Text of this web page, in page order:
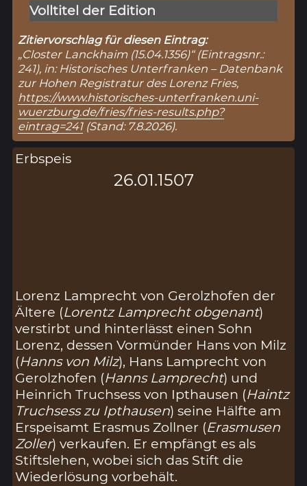
Volltitel der Edition
Zitiervorschlag für diesen Eintrag:
„Closter Lanckhaim (15.04.1356)“ (Eintragsnr.:
241), in: Historisches Unterfranken – Datenbank
zur Hohen Registratur des Lorenz Fries,
https://www.historisches-unterfranken.uni-
wuerzburg.de/fries/fries-results.php?
eintrag=241(Stand: 7.8.2026).
Erbspeis
26.01.1507
Lorenz Lamprecht von Gerolzhofen der
Ältere (Lorentz Lamprecht obgenant)
verstirbt und hinterlässt einen Sohn
Lorenz, dessen Vormünder Hans von Milz
(Hanns von Milz), Hans Lamprecht von
Gerolzhofen (Hanns Lamprecht) und
Heinrich Truchsess von Ipthausen (Haintz
Truchsess zu Ipthausen) seine Hälfte am
Erspeisamt Erasmus Zollner (Erasmusen
Zoller) verkaufen. Er empfängt es als
Stiftslehen, wobei sich das Stift die
Wiederlösung vorbehält.